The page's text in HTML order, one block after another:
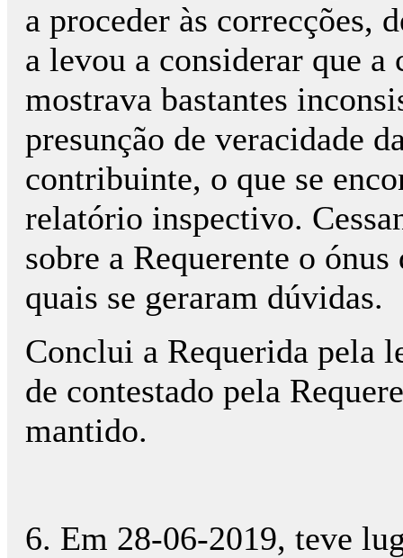
a proceder às correcções,
a levou a considerar que
mostrava bastantes
presunção de veracidade
contribuinte, o que se
relatório inspectivo.
sobre a Requerente o
quais se geraram dúvidas.
Conclui a Requerida pela
de contestado pela
mantido.
6. Em 28-06-2019, teve